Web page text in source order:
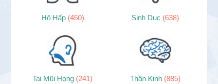
Hô Hấp (450) Sinh Dục (638)
Tai Mũi Họng (241) Thần Kinh (885)